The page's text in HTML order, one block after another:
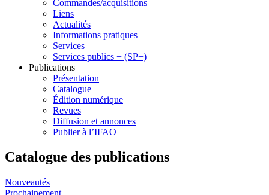
Commandes/acquisitions
Liens
Actualités
Informations pratiques
Services
Services publics + (SP+)
Publications
Présentation
Catalogue
Édition numérique
Revues
Diffusion et annonces
Publier à l’IFAO
Catalogue des publications
Nouveautés